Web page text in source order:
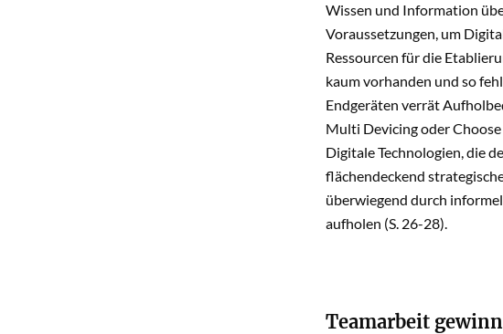
Wissen und Information
Voraussetzungen, um
Ressourcen für die
kaum vorhanden und so
Endgeräten verrät
Multi Devicing oder
Digitale Technologien, die
flächendeckend
überwiegend durch
aufholen (S. 26-28).
Teamarbeit